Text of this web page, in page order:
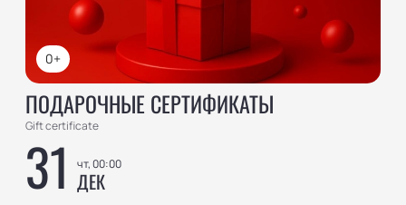
0+
ПОДАРОЧНЫЕ СЕРТИФИКАТЫ
Gift certificate
31 чт, 00:00
ДЕК